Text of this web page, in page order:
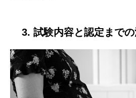
3. 試験内容と認定まで